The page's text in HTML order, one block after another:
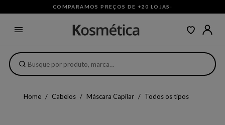
COMPARAMOS PREÇOS DE +20 LOJAS ·
Home Cabelos Máscara Capilar Todos os tipos